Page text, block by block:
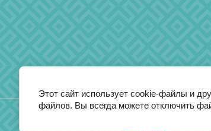
Мы в социальных сетях:
Этот сайт использует cookie-файлы и
файлов. Вы всегда можете отключить